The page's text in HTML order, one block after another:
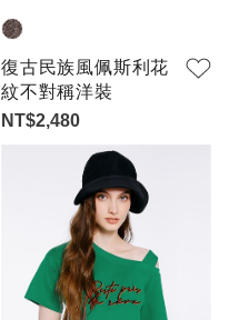
復古民族風佩斯利花
紋不對稱洋裝
NT$2,480